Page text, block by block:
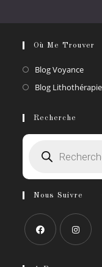
Où Me Trouver
Blog Voyance
dans
Blog Lithothérapie
Recherche
produits
Nous Suivre